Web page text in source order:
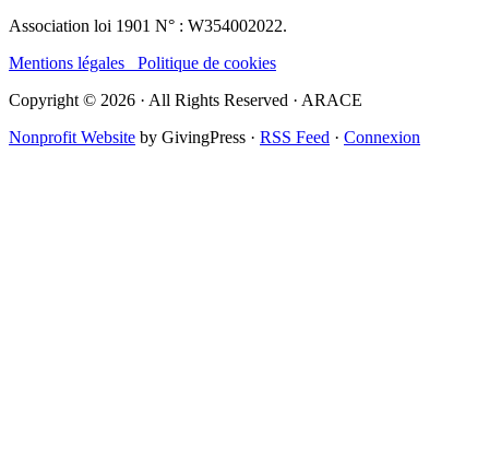
Association loi 1901 N° : W354002022.
Mentions légales Politique de cookies
Copyright © 2026 · All Rights Reserved · ARACE
Nonprofit Website by GivingPress · RSS Feed · Connexion